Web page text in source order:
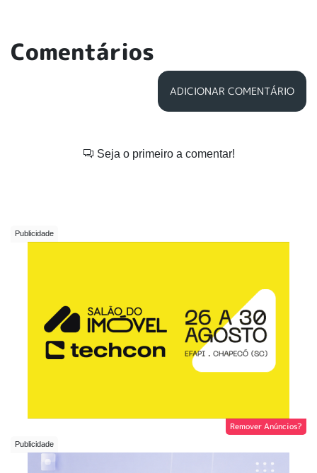
Comentários
ADICIONAR COMENTÁRIO
Seja o primeiro a comentar!
Remover Anúncios?